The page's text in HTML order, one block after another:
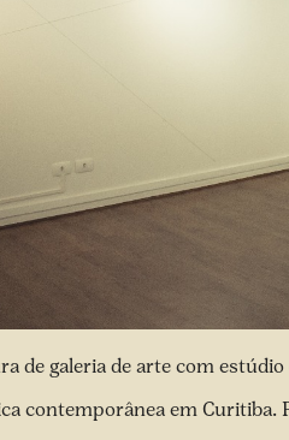
de galeria de arte com
contemporânea em Curitiba.